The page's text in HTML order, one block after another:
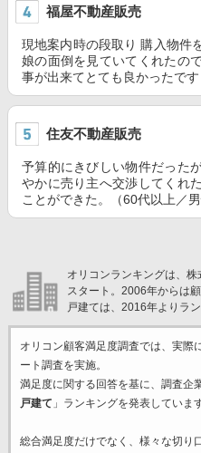
福屋不動産販売
現地案内時の段取り 購入物件
娘の面倒を見ていてくれたの
事が出来てとても良かったです
住友不動産販売
予算的にきびしい物件だった
やかに売り主へ交渉してくれ
ことができた。（60代以上／男
オリコンランキングは、
スタート。2006年からは
戸建ては、2016年よりラ
オリコン顧客満足度調査では、実際
ート調査を実施。
満足度に関する回答を基に、調査企
戸建て 」ランキングを発表しています
総合満足度だけでなく、様々な切り